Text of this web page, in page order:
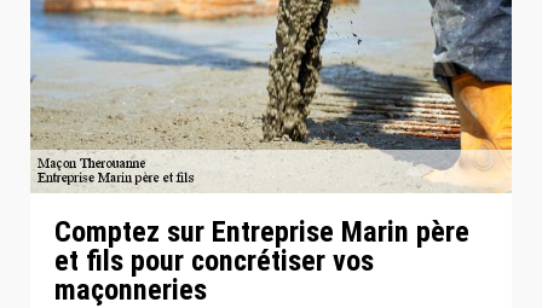
Comptez sur Entreprise Marin père
et fils pour concrétiser vos
maçonneries